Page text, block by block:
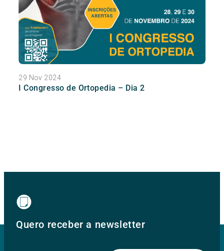
29 Nov 2024
I Congresso de Ortopedia – Dia 2
Quero receber a newsletter